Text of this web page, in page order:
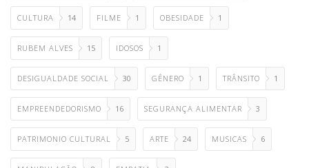
CULTURA 14 FILME 1 OBESIDADE 1
RUBEM ALVES 15 IDOSOS 1
DESIGUALDADE SOCIAL 30 GÊNERO 1 TRÂNSITO 1
EMPREENDEDORISMO 16 SEGURANÇA ALIMENTAR 3
PATRIMONIO CULTURAL 5 ARTE 24 MUSICAS 6